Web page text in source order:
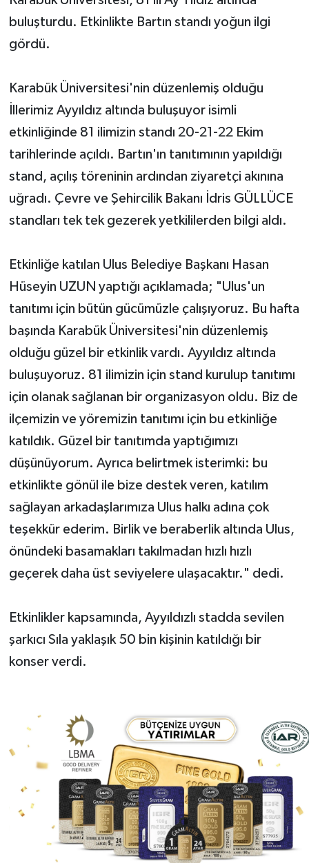
buluşturdu. Etkinlikte Bartın standı yoğun ilgi
gördü.
Karabük Üniversitesi'nin düzenlemiş olduğu
İllerimiz Ayyıldız altında buluşuyor isimli
etkinliğinde 81 ilimizin standı 20-21-22 Ekim
tarihlerinde açıldı. Bartın'ın tanıtımının yapıldığı
stand, açılış töreninin ardından ziyaretçi akınına
uğradı. Çevre ve Şehircilik Bakanı İdris GÜLLÜCE
standları tek tek gezerek yetkililerden bilgi aldı.
Etkinliğe katılan Ulus Belediye Başkanı Hasan
Hüseyin UZUN yaptığı açıklamada; "Ulus'un
tanıtımı için bütün gücümüzle çalışıyoruz. Bu hafta
başında Karabük Üniversitesi'nin düzenlemiş
olduğu güzel bir etkinlik vardı. Ayyıldız altında
buluşuyoruz. 81 ilimizin için stand kurulup tanıtımı
için olanak sağlanan bir organizasyon oldu. Biz de
ilçemizin ve yöremizin tanıtımı için bu etkinliğe
katıldık. Güzel bir tanıtımda yaptığımızı
düşünüyorum. Ayrıca belirtmek isterimki: bu
etkinlikte gönül ile bize destek veren, katılım
sağlayan arkadaşlarımıza Ulus halkı adına çok
teşekkür ederim. Birlik ve beraberlik altında Ulus,
önündeki basamakları takılmadan hızlı hızlı
geçerek daha üst seviyelere ulaşacaktır." dedi.
Etkinlikler kapsamında, Ayyıldızlı stadda sevilen
şarkıcı Sıla yaklaşık 50 bin kişinin katıldığı bir
konser verdi.
Yerel Yönetimler
YEREL